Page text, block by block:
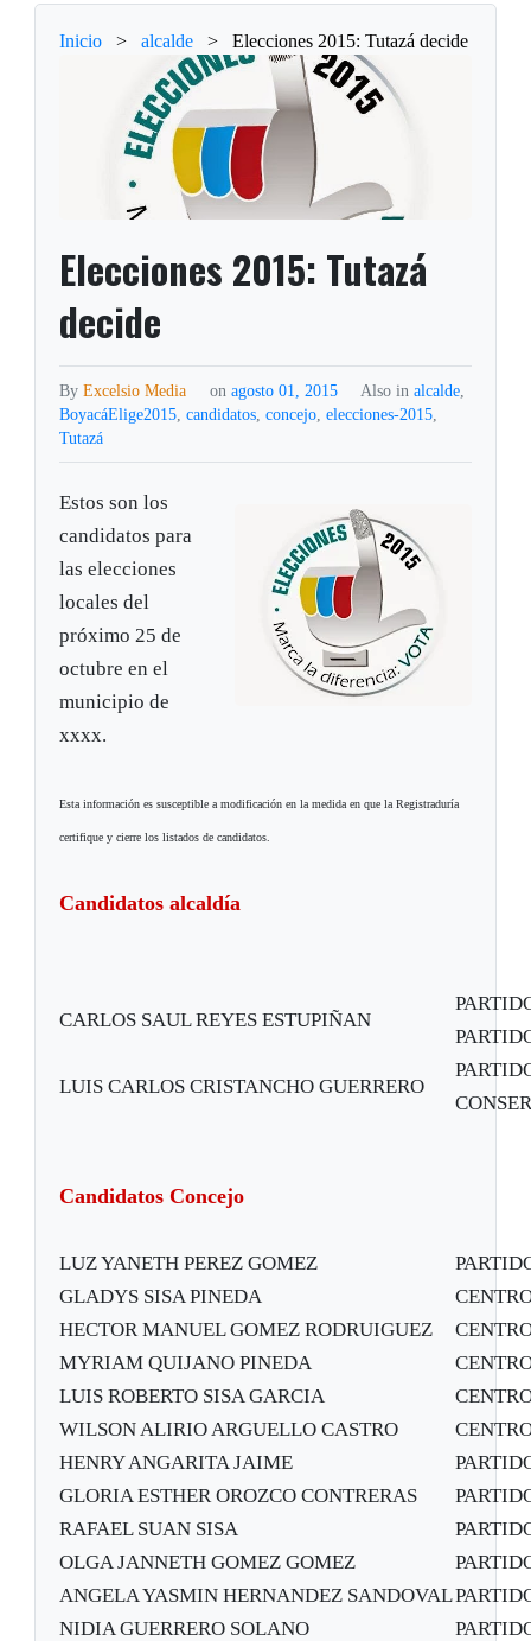
Inicio > alcalde > Elecciones 2015: Tutazá decide
Elecciones 2015: Tutazá
decide
ByExcelsio Media on agosto 01, 2015 Also in alcalde,
BoyacáElige2015,candidatos,concejo,elecciones-2015,
Tutazá
Estos son los
candidatos para
las elecciones
locales del
próximo 25 de
octubre en el
municipio de
xxxx.
Esta información es susceptible a modificación en la medida en que la Registraduría
certifique y cierre los listados de candidatos.
Candidatos alcaldía
CARLOS SAUL REYES ESTUPIÑAN
LUIS CARLOS CRISTANCHO GUERRERO
Candidatos Concejo
LUZ YANETH PEREZ GOMEZ
GLADYS SISA PINEDA
HECTOR MANUEL GOMEZ RODRUIGUEZ
MYRIAM QUIJANO PINEDA
LUIS ROBERTO SISA GARCIA
WILSON ALIRIO ARGUELLO CASTRO
HENRY ANGARITA JAIME
GLORIA ESTHER OROZCO CONTRERAS
RAFAEL SUAN SISA
OLGA JANNETH GOMEZ GOMEZ
ANGELA YASMIN HERNANDEZ SANDOVAL
NIDIA GUERRERO SOLANO